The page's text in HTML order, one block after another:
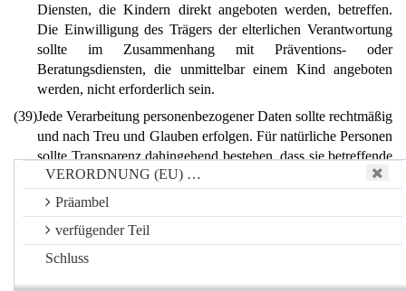
VERORDNUNG (EU) …
Präambel
verfügender Teil
Schluss
Diensten, die Kindern direkt angeboten werden, betreffen.
Die Einwilligung des Trägers der elterlichen Verantwortung
sollte im Zusammenhang mit Präventions- oder
Beratungsdiensten, die unmittelbar einem Kind angeboten
werden, nicht erforderlich sein.
(39)Jede Verarbeitung personenbezogener Daten sollte rechtmäßig
und nach Treu und Glauben erfolgen. Für natürliche Personen
sollte Transparenz dahingehend bestehen, dass sie betreffende
personenbezogene Daten erhoben, verwendet, eingesehen
oder anderweitig verarbeitet werden und in welchem Umfang
die personenbezogenen Daten verarbeitet werden und künftig
noch verarbeitet werden. Der Grundsatz der Transparenz setzt
voraus, dass alle Informationen und Mitteilungen zur